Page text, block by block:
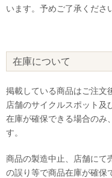
います。予めご了承くださ
在庫について
掲載している商品はご注文
店舗のサイクルスポット及
在庫が確保できる場合のみ
す。
商品の製造中止、店舗にて
の誤り等で商品在庫が確保